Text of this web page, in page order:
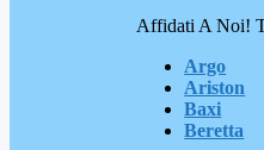
Affidati A Noi!
Argo
Ariston
Baxi
Beretta